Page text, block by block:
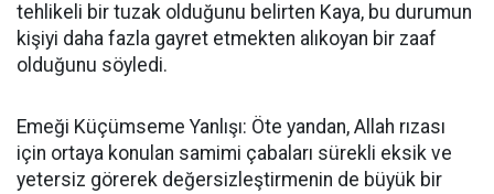
tehlikeli bir tuzak olduğunu belirten Kaya, bu durumun
kişiyi daha fazla gayret etmekten alıkoyan bir zaaf
olduğunu söyledi.
Emeği Küçümseme Yanlışı: Öte yandan, Allah rızası
için ortaya konulan samimi çabaları sürekli eksik ve
yetersiz görerek değersizleştirmenin de büyük bir